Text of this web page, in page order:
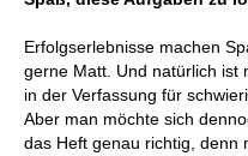
Erfolgserlebnisse machen
gerne Matt. Und natürlich ist
in der Verfassung für
Aber man möchte sich
das Heft genau richtig, denn